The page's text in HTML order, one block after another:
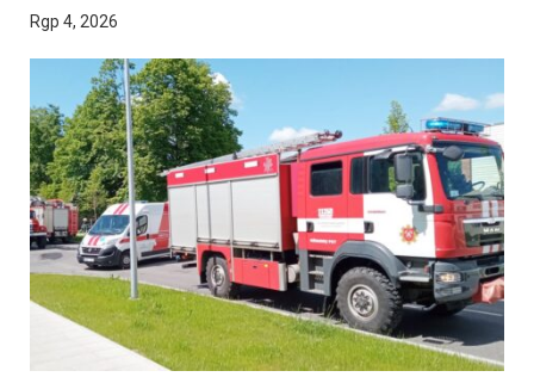
Rgp 4, 2026